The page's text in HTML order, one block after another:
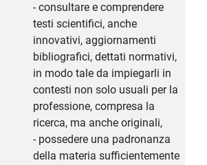
- consultare e comprendere
testi scientifici, anche
innovativi, aggiornamenti
bibliografici, dettati normativi,
in modo tale da impiegarli in
contesti non solo usuali per la
professione, compresa la
ricerca, ma anche originali,
- possedere una padronanza
della materia sufficientemente